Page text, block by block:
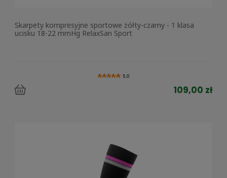
Skarpety kompresyjne sportowe żółty-czarny - 1 klasa
ucisku 18-22 mmHg RelaxSan Sport
5.0
109,00 zł